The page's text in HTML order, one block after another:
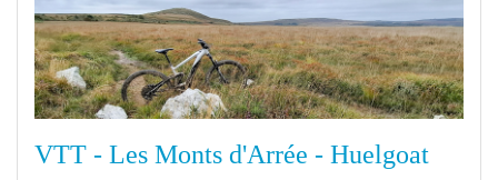
VTT - Les Monts d'Arrée - Huelgoat